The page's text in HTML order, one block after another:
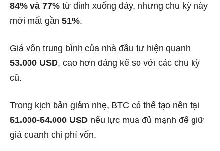
84% và 77% từ đỉnh xuống đáy, nhưng chu kỳ này
mới mất gần 51%.
Giá vốn trung bình của nhà đầu tư hiện quanh
53.000 USD, cao hơn đáng kể so với các chu kỳ
cũ.
Trong kịch bản giảm nhẹ, BTC có thể tạo nền tại
51.000-54.000 USD nếu lực mua đủ mạnh để giữ
giá quanh chi phí vốn.